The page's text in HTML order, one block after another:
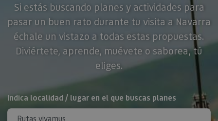
Si estás buscando planes y actividades para
pasar un buen rato durante tu visita a Navarra
échale un vistazo a todas estas propuestas.
Diviértete, aprende, muévete o saborea, tú
eliges.
BUSCAR
Indica localidad / lugar en el que buscas planes